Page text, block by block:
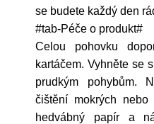
se budete každý den
#tab-Péče o produkt#
Celou pohovku
kartáčem. Vyhněte se
prudkým pohybům.
čištění mokrých nebo
hedvábný papír a